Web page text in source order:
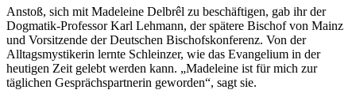
Anstoß, sich mit Madeleine Delbrêl zu beschäftigen, gab ihr der
Dogmatik-Professor Karl Lehmann, der spätere Bischof von Mainz
und Vorsitzende der Deutschen Bischofskonferenz. Von der
Alltagsmystikerin lernte Schleinzer, wie das Evangelium in der
heutigen Zeit gelebt werden kann. „Madeleine ist für mich zur
täglichen Gesprächspartnerin geworden“, sagt sie.